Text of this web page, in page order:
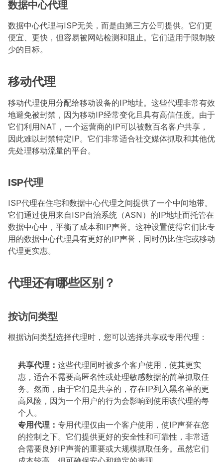
数据中心代理
数据中心代理与ISP无关，而是由第三方公司提供。它们更
便宜、更快，但容易被网站检测和阻止。它们适用于限制较
少的目标。
移动代理
移动代理使用分配给移动设备的IP地址。这些代理非常有效
地避免被封禁，因为移动IP经常变化且具有高信任度。由于
它们利用NAT，一个运营商的IP可以被数百名客户共享，
因此难以封禁特定IP。它们非常适合社交媒体抓取和其他优
先处理移动流量的平台。
ISP代理
ISP代理在住宅和数据中心代理之间提供了一个中间地带。
它们通过使用来自ISP自治系统（ASN）的IP地址而托管在
数据中心中，平衡了成本和IP声誉。这种设置使得它们比专
用的数据中心代理具有更好的IP声誉，同时仍比住宅或移动
代理更实惠。
代理还有哪些区别？
按访问类型
根据访问类型选择代理时，您可以选择共享或专用代理：
共享代理： 这些代理同时被多个客户使用，使其更实
惠，适合不需要高匿名性或处理敏感数据的简单抓取任
务。然而，由于它们是共享的，存在IP列入黑名单的更
高风险，因为一个用户的行为会影响到使用该代理的每
个人。
专用代理： 专用代理仅由一个客户使用，使IP声誉在您
的控制之下。它们提供更好的安全性和可靠性，非常适
合需要良好IP声誉的重要或大规模抓取任务。虽然它们